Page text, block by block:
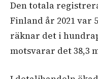
Den totala
Finland år 2021 var
räknar det i
motsvarar det 38,3